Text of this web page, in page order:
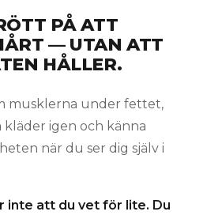
PÅ ATT
— UTAN ATT
HÅLLER.
musklerna under fettet,
kläder igen och känna
när du ser dig själv i
inte att du vet för lite. Du